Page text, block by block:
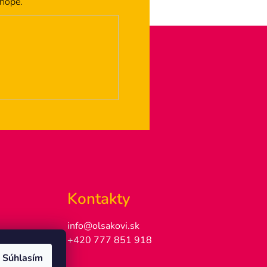
Súhlasím
Kontakty
info@olsakovi.sk
+420 777 851 918